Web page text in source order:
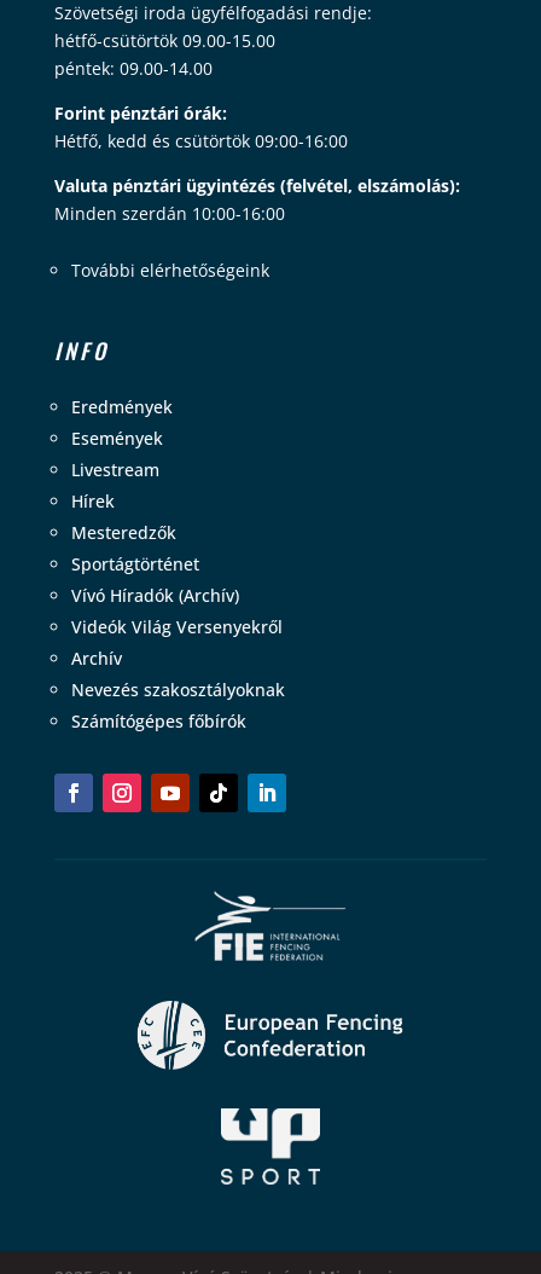
Szövetségi iroda ügyfélfogadási rendje:
hétfő-csütörtök 09.00-15.00
péntek: 09.00-14.00
Forint pénztári órák:
Hétfő, kedd és csütörtök 09:00-16:00
Valuta pénztári ügyintézés (felvétel, elszámolás):
Minden szerdán 10:00-16:00
További elérhetőségeink
INFO
Eredmények
Események
Livestream
Hírek
Mesteredzők
Sportágtörténet
Vívó Híradók (Archív)
Videók Világ Versenyekről
Archív
Nevezés szakosztályoknak
Számítógépes főbírók